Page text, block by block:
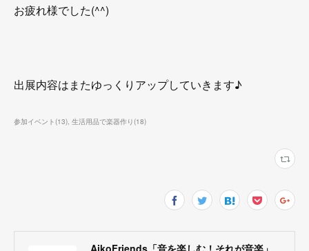
お疲れ様でした(^^)
出展内容はまたゆっくりアップしていきます♪
参加イベント(13) 生活用品で楽器作り(18)
AikoFriends「音を楽しむ！それが音楽」